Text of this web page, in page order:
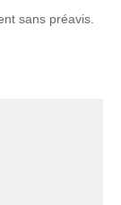
sans préavis.